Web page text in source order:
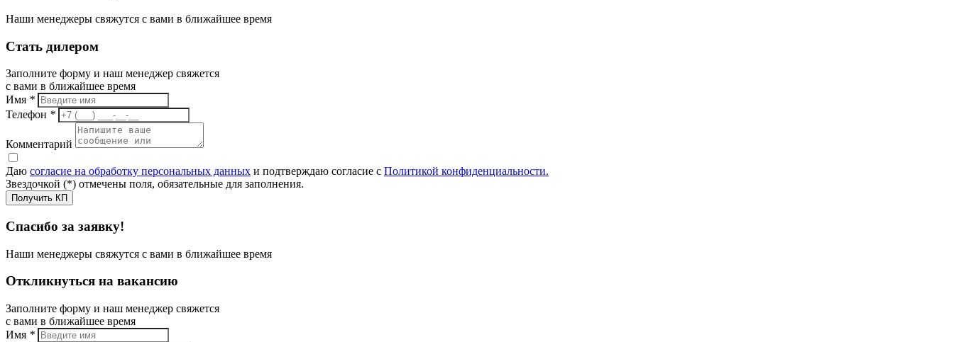
Наши менеджеры свяжутся с вами в ближайшее время
Стать дилером
Заполните форму и наш менеджер свяжется
с вами в ближайшее время
Имя *
Телефон *
Комментарий
Даю согласие на обработку персональных данных и подтверждаю согласие с Политикой конфиденциальности.
Звездочкой (*) отмечены поля, обязательные для заполнения.
Получить КП
Спасибо за заявку!
Наши менеджеры свяжутся с вами в ближайшее время
Откликнуться на вакансию
Заполните форму и наш менеджер свяжется
с вами в ближайшее время
Имя *